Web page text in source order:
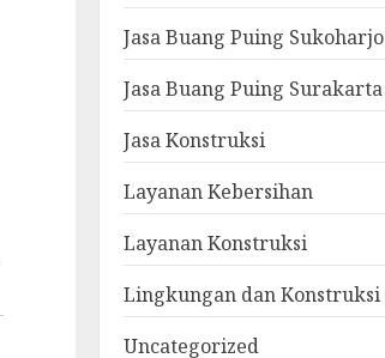
Jasa Buang Puing Sukoharjo
Jasa Buang Puing Surakarta
Jasa Konstruksi
Layanan Kebersihan
Layanan Konstruksi
Lingkungan dan Konstruksi
Uncategorized